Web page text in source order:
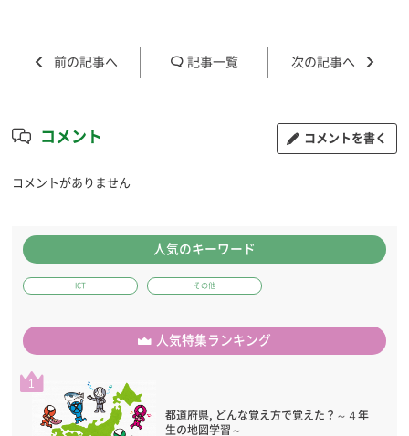
記事一覧
コメント コメントを書く
コメントがありません
人気のキーワード
ICT その他
人気特集ランキング
1
都道府県, どんな覚え方で覚えた？～４年
生の地図学習～